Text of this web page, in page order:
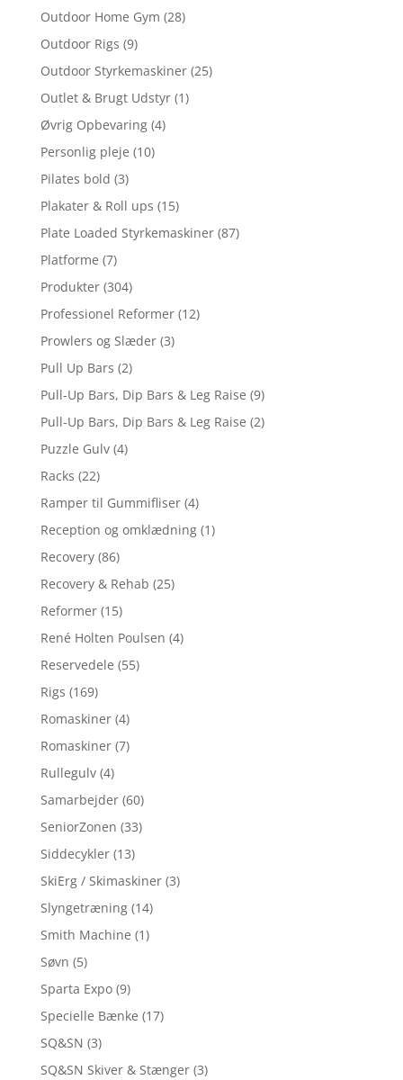
Outdoor Home Gym (28)
Outdoor Rigs (9)
Outdoor Styrkemaskiner (25)
Outlet & Brugt Udstyr (1)
Øvrig Opbevaring (4)
Personlig pleje (10)
Pilates bold (3)
Plakater & Roll ups (15)
Plate Loaded Styrkemaskiner (87)
Platforme (7)
Produkter (304)
Professionel Reformer (12)
Prowlers og Slæder (3)
Pull Up Bars (2)
Pull-Up Bars, Dip Bars & Leg Raise (9)
Pull-Up Bars, Dip Bars & Leg Raise (2)
Puzzle Gulv (4)
Racks (22)
Ramper til Gummifliser (4)
Reception og omklædning (1)
Recovery (86)
Recovery & Rehab (25)
Reformer (15)
René Holten Poulsen (4)
Reservedele (55)
Rigs (169)
Romaskiner (4)
Romaskiner (7)
Rullegulv (4)
Samarbejder (60)
SeniorZonen (33)
Siddecykler (13)
SkiErg / Skimaskiner (3)
Slyngetræning (14)
Smith Machine (1)
Søvn (5)
Sparta Expo (9)
Specielle Bænke (17)
SQ&SN (3)
SQ&SN Skiver & Stænger (3)